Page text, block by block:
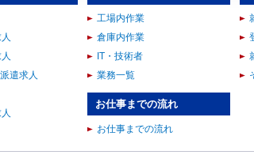
遣求人
工場内作業
倉庫内作業
IT・技術者
業務一覧
お仕事までの流れ
お仕事までの流れ